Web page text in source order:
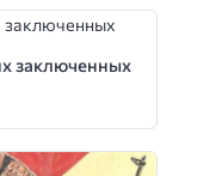
заключенных